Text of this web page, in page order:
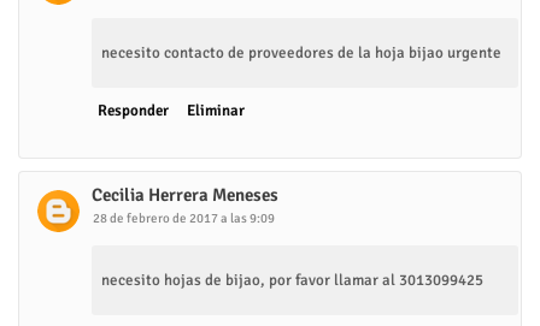
necesito contacto de proveedores de la hoja bijao urgente
Responder Eliminar
Cecilia Herrera Meneses
28 de febrero de 2017 a las 9:09
necesito hojas de bijao, por favor llamar al 3013099425